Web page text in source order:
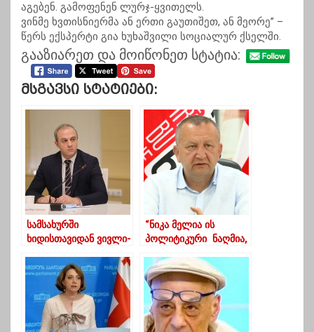
აგებენ. გამოფენენ ლურჯ-ყვითელს.
ვინმე ხვთისნიერმა ან ერთი გაუთიშეთ, ან მეორე” –
წერს ექსპერტი გია ხუხაშვილი სოციალურ ქსელში.
გააზიარეთ და მოიწონეთ სტატია:
Მსგავსი Სტატიები:
სამსახურში
ხიდისთავიდან ვივლი-
პირველი კომენტარი
“ნიკა მელია ის
პოლიტიკური ნაღმია,
ოცნებამ” თვითონ
დაუდო საკუთარ თავს”